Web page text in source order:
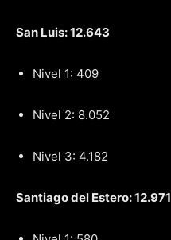
San Luis: 12.643
Nivel 1: 409
Nivel 2: 8.052
Nivel 3: 4.182
Santiago del Estero: 12.971